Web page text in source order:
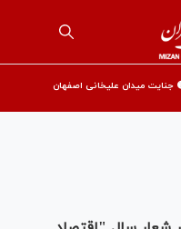
جنایت میدان علیخانی اصفهان